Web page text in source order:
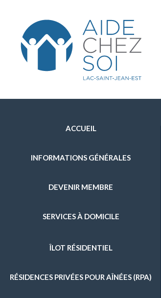
ACCUEIL
INFORMATIONS GÉNÉRALES
DEVENIR MEMBRE
SERVICES À DOMICILE
PRÉPARATION DE REPAS
ÎLOT RÉSIDENTIEL
RÉSIDENCES PRIVÉES POUR AÎNÉES (RPA)